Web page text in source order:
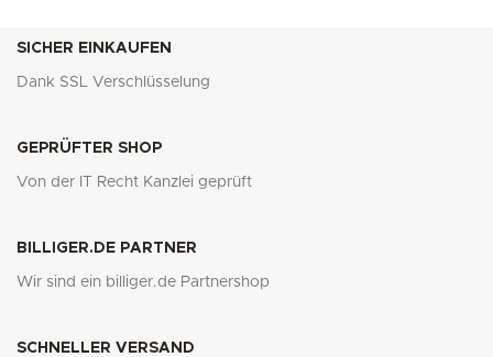
SICHER EINKAUFEN
Dank SSL Verschlüsselung
GEPRÜFTER SHOP
Von der IT Recht Kanzlei geprüft
BILLIGER.DE PARTNER
Wir sind ein billiger.de Partnershop
SCHNELLER VERSAND